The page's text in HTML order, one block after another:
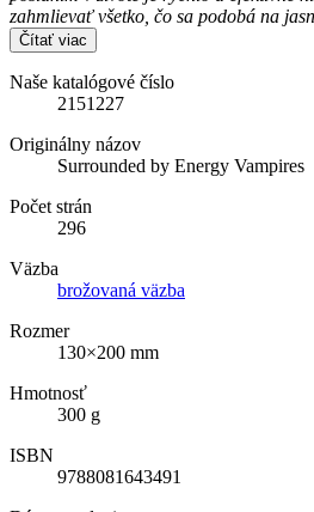
zahmlievať všetko, čo sa podobá na
Čítať viac
Naše katalógové číslo
2151227
Originálny názov
Surrounded by Energy Vampires
Počet strán
296
Väzba
brožovaná väzba
Rozmer
130×200 mm
Hmotnosť
300 g
ISBN
9788081643491